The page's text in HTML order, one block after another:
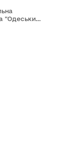
"Одеський